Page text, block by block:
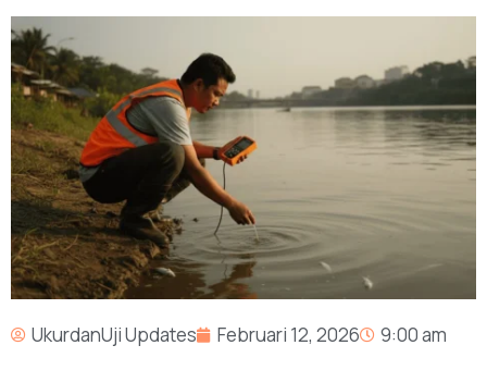
UkurdanUji Updates Februari 12, 2026
9:00 am